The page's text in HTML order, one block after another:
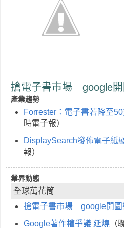
搶電子書市場 google開
產業趨勢
Forrester：電子書若降至
時電子報）
DisplaySearch發佈電子紙
報）
業界動態
全球萬花筒
搶電子書市場 google開圖
Google著作權爭議 延燒（